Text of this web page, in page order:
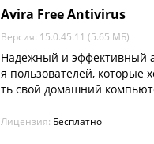
Avira Free Antivirus
Версия: 15.0.45.11 (5.65 МБ)
Надежный и эффективный
я пользователей, которые
ть свой домашний
яны, и другие
Лицензия: Бесплатно